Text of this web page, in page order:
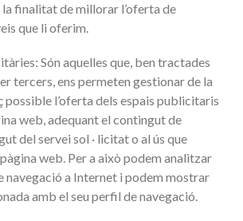
finalitat de millorar l’oferta de
que li oferim.
Són aquelles que, ben tractades
tercers, ens permeten gestionar de la
possible l’oferta dels espais publicitaris
web, adequant el contingut de
del servei sol · licitat o al ús que
web. Per a això podem analitzar
navegació a Internet i podem mostrar
amb el seu perfil de navegació.